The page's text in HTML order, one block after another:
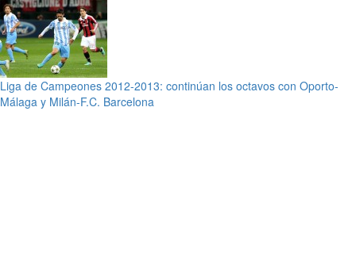
Liga de Campeones 2012-2013: continúan los octavos con Oporto-
Málaga y Milán-F.C. Barcelona